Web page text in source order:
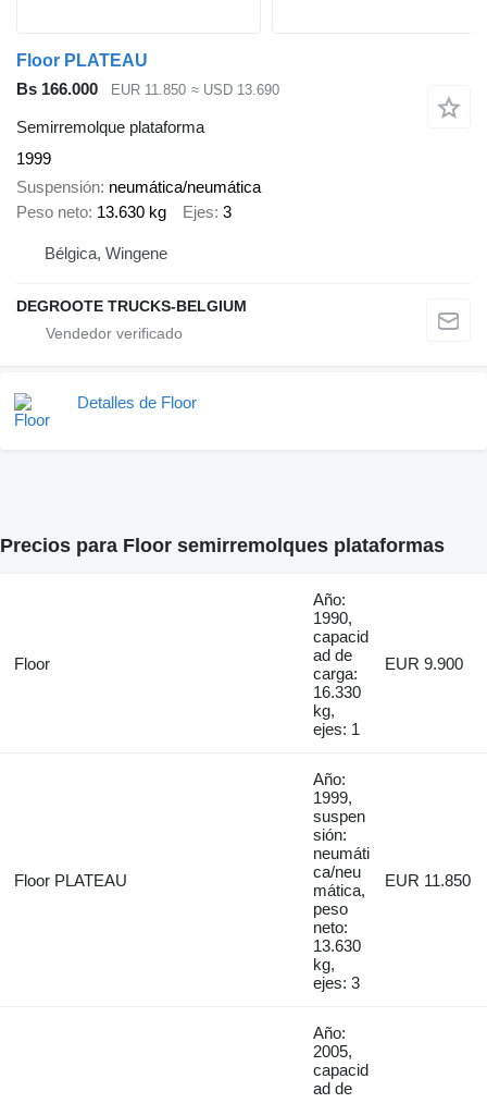
Floor PLATEAU
Bs 166.000
EUR 11.850 ≈ USD 13.690
Semirremolque plataforma
1999
Suspensión neumática/neumática
Peso neto 13.630 kg Ejes 3
Bélgica, Wingene
DEGROOTE TRUCKS-BELGIUM
Detalles de Floor
Precios para Floor semirremolques plataformas
Floor
Año:
1990,
capacid
ad de
carga:
16.330
kg,
ejes: 1
EUR 9.900
Floor PLATEAU
Año:
1999,
suspen
sión:
neumáti
ca/neu
mática,
peso
neto:
13.630
kg,
ejes: 3
EUR 11.850
Año:
2005,
capacid
ad de